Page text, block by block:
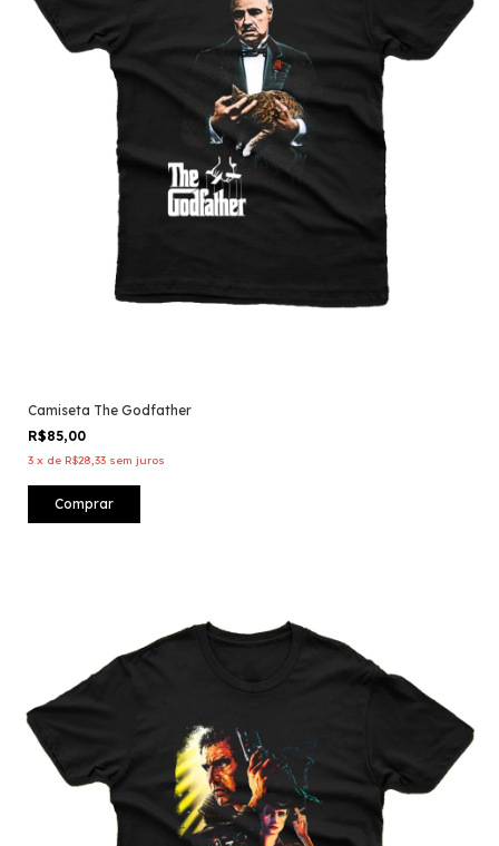
Camiseta The Godfather
R$85,00
3 x de R$28,33 sem juros
Comprar